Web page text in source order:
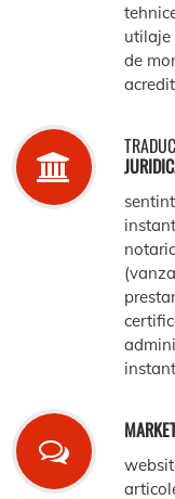
utilaje
de